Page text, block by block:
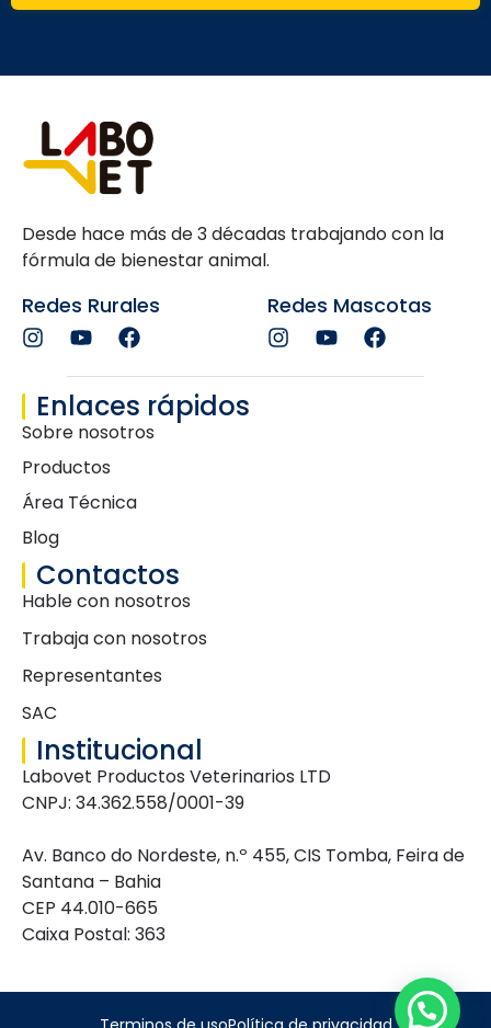
Desde hace más de 3 décadas trabajando con la
fórmula de bienestar animal.
Redes Rurales Redes Mascotas
Enlaces rápidos
Sobre nosotros
Productos
Área Técnica
Blog
Contactos
Hable con nosotros
Trabaja con nosotros
Representantes
SAC
Institucional
Labovet Productos Veterinarios LTD
CNPJ: 34.362.558/0001-39
Av. Banco do Nordeste, n.º 455, CIS Tomba, Feira de
Santana – Bahia
CEP 44.010-665
Caixa Postal: 363